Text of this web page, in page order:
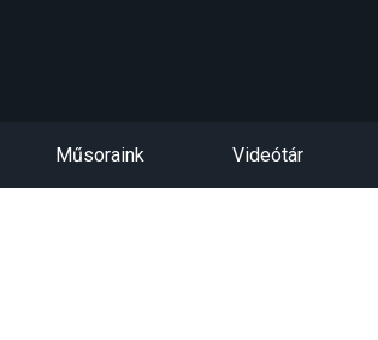
Műsoraink Videótár